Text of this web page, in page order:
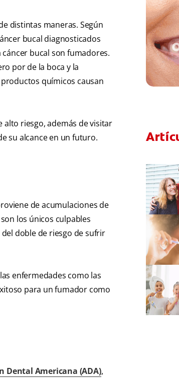
distintas maneras. Según
bucal diagnosticados
bucal son fumadores.
por de la boca y la
químicos causan
riesgo, además de visitar
su alcance en un futuro.
de acumulaciones de
los únicos culpables
doble de riesgo de sufrir
enfermedades como las
para un fumador como
Dental Americana (ADA),